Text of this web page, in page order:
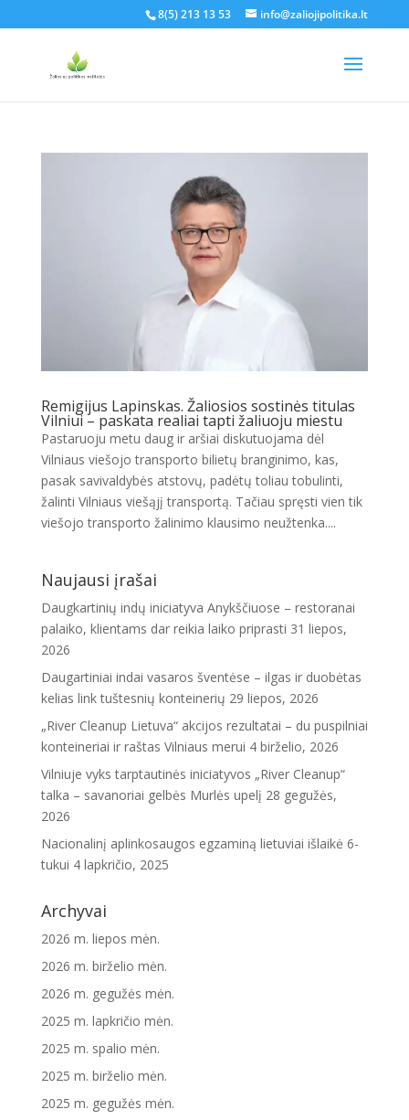
8(5) 213 13 53 info@zaliojipolitika.lt
Remigijus Lapinskas. Žaliosios sostinės titulas
Vilniui – paskata realiai tapti žaliuoju miestu
Pastaruoju metu daug ir aršiai diskutuojama dėl
Vilniaus viešojo transporto bilietų branginimo, kas,
pasak savivaldybės atstovų, padėtų toliau tobulinti,
žalinti Vilniaus viešąjį transportą. Tačiau spręsti vien tik
viešojo transporto žalinimo klausimo neužtenka....
Naujausi įrašai
Daugkartinių indų iniciatyva Anykščiuose – restoranai
palaiko, klientams dar reikia laiko priprasti 31 liepos,
2026
Daugartiniai indai vasaros šventėse – ilgas ir duobėtas
kelias link tuštesnių konteinerių 29 liepos, 2026
„River Cleanup Lietuva“ akcijos rezultatai – du puspilniai
konteineriai ir raštas Vilniaus merui 4 birželio, 2026
Vilniuje vyks tarptautinės iniciatyvos „River Cleanup“
talka – savanoriai gelbės Murlės upelį 28 gegužės,
2026
Nacionalinį aplinkosaugos egzaminą lietuviai išlaikė 6-
tukui 4 lapkričio, 2025
Archyvai
2026 m. liepos mėn.
2026 m. birželio mėn.
2026 m. gegužės mėn.
2025 m. lapkričio mėn.
2025 m. spalio mėn.
2025 m. birželio mėn.
2025 m. gegužės mėn.